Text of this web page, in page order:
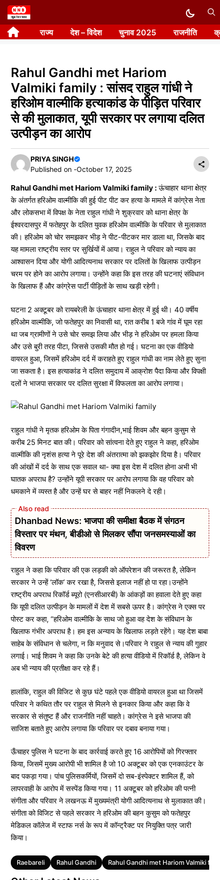
Skip
to
content राज्य देश – विदेश चुनाव 2025 राजनीति
Rahul Gandhi met Hariom
Valmiki family : सांसद राहुल गांधी ने
हरिओम वाल्मीकि हत्याकांड के पीड़ित परिवार
से की मुलाकात, यूपी सरकार पर लगाया दलित
उत्पीड़न का आरोप
PRIYA SINGH
Published on -October 17, 2025
Rahul Gandhi met Hariom Valmiki family :ऊंचाहार थाना क्षेत्र
के अंतर्गत हरिओम वाल्मीकि की हुई पीट पीट कर हत्या के मामले में कांग्रेस नेता
और लोकसभा में विपक्ष के नेता राहुल गांधी ने शुक्रवार को थाना क्षेत्र के
ईश्वरदासपुर में फतेहपुर के दलित युवक हरिओम वाल्मीकि के परिवार से मुलाकात
की। हरिओम को चोर समझकर भीड़ ने पीट-पीटकर मार डाला था, जिसके बाद
यह मामला राष्ट्रीय स्तर पर सुर्खियों में आया। राहुल ने परिवार को न्याय का
आश्वासन दिया और योगी आदित्यनाथ सरकार पर दलितों के खिलाफ उत्पीड़न
चरम पर होने का आरोप लगाया। उन्होंने कहा कि इस तरह की घटनाएं संविधान
के खिलाफ हैं और कांग्रेस पार्टी पीड़ितों के साथ खड़ी रहेगी।
घटना 2 अक्टूबर को रायबरेली के ऊंचाहार थाना क्षेत्र में हुई थी। 40 वर्षीय
हरिओम वाल्मीकि, जो फतेहपुर का निवासी था, रात करीब 1 बजे गांव में घूम रहा
था जब ग्रामीणों ने उसे चोर समझ लिया और भीड़ ने हरिओम पर हमला किया
और उसे बुरी तरह पीटा, जिससे उसकी मौत हो गई। घटना का एक वीडियो
वायरल हुआ, जिसमें हरिओम दर्द में कराहते हुए राहुल गांधी का नाम लेते हुए सुना
जा सकता है। इस हत्याकांड ने दलित समुदाय में आक्रोश पैदा किया और विपक्षी
दलों ने भाजपा सरकार पर दलित सुरक्षा में विफलता का आरोप लगाया।
राहुल गांधी ने मृतक हरिओम के पिता गंगादीन,भाई शिवम और बहन कुसुम से
करीब 25 मिनट बात की। परिवार को सांत्वना देते हुए राहुल ने कहा, हरिओम
वाल्मीकि की नृशंस हत्या ने पूरे देश की अंतरात्मा को झकझोर दिया है। परिवार
की आंखों में दर्द के साथ एक सवाल था- क्या इस देश में दलित होना अभी भी
घातक अपराध है? उन्होंने यूपी सरकार पर आरोप लगाया कि वह परिवार को
धमकाने में व्यस्त है और उन्हें घर से बाहर नहीं निकलने दे रही।
Dhanbad News: भाजपा की समीक्षा बैठक में संगठन
विस्तार पर मंथन, बीडीओ से मिलकर सौंपा जनसमस्याओं का
विवरण
राहुल ने कहा कि परिवार की एक लड़की को ऑपरेशन की जरूरत है, लेकिन
सरकार ने उन्हें ‘लॉक’ कर रखा है, जिससे इलाज नहीं हो पा रहा।उन्होंने
राष्ट्रीय अपराध रिकॉर्ड ब्यूरो (एनसीआरबी) के आंकड़ों का हवाला देते हुए कहा
कि यूपी दलित उत्पीड़न के मामलों में देश में सबसे ऊपर है। कांग्रेस ने एक्स पर
पोस्ट कर कहा, “हरिओम वाल्मीकि के साथ जो हुआ वह देश के संविधान के
खिलाफ गंभीर अपराध है। हम इस अन्याय के खिलाफ लड़ते रहेंगे। यह देश बाबा
साहेब के संविधान से चलेगा, न कि मनुवाद से।परिवार ने राहुल से न्याय की गुहार
लगाई। भाई शिवम ने कहा कि उनके बेटे की हत्या वीडियो में रिकॉर्ड है, लेकिन वे
अब भी न्याय की प्रतीक्षा कर रहे हैं।
हालांकि, राहुल की विजिट से कुछ घंटे पहले एक वीडियो वायरल हुआ था जिसमें
परिवार ने कथित तौर पर राहुल से मिलने से इनकार किया और कहा कि वे
सरकार से संतुष्ट हैं और राजनीति नहीं चाहते। कांग्रेस ने इसे भाजपा की
साजिश बताते हुए आरोप लगाया कि परिवार पर दबाव बनाया गया।
ऊँचाहर पुलिस ने घटना के बाद कार्रवाई करते हुए 16 आरोपियों को गिरफ्तार
किया, जिसमें मुख्य आरोपी भी शामिल है जो 10 अक्टूबर को एक एनकाउंटर के
बाद पकड़ा गया। पांच पुलिसकर्मियों, जिसमें दो सब-इंस्पेक्टर शामिल हैं, को
लापरवाही के आरोप में सस्पेंड किया गया। 11 अक्टूबर को हरिओम की पत्नी
संगीता और परिवार ने लखनऊ में मुख्यमंत्री योगी आदित्यनाथ से मुलाकात की।
संगीता को विजिट से पहले सरकार ने हरिओम की बहन कुसुम को फतेहपुर
मेडिकल कॉलेज में स्टाफ नर्स के रूप में कॉन्ट्रैक्ट पर नियुक्ति पत्र जारी
किया।
Tags
Raebareli Rahul Gandhi Rahul Gandhi met Hariom Valmiki